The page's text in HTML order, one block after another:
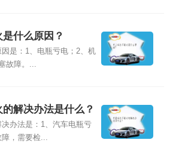
什么原因？
是：1、电瓶亏电；2、机
故障。...
解决办法是什么？
办法是：1、汽车电瓶亏
，需要检...